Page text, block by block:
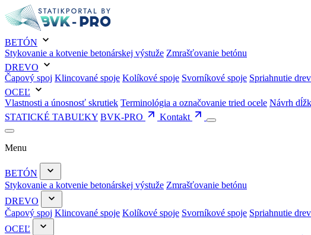
BETÓN
Stykovanie a kotvenie betonárskej výstuže Zmrašťovanie betónu
DREVO
Čapový spoj Klincované spoje Kolíkové spoje Svorníkové spoje Spriahnutie
OCEĽ
Vlastnosti a únosnosť skrutiek Terminológia a označovanie tried ocele Návrh
STATICKÉ TABUĽKY BVK-PRO Kontakt
Menu
BETÓN
Stykovanie a kotvenie betonárskej výstuže Zmrašťovanie betónu
DREVO
Čapový spoj Klincované spoje Kolíkové spoje Svorníkové spoje Spriahnutie
OCEĽ